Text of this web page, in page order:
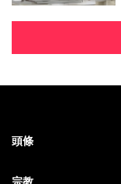
頭條